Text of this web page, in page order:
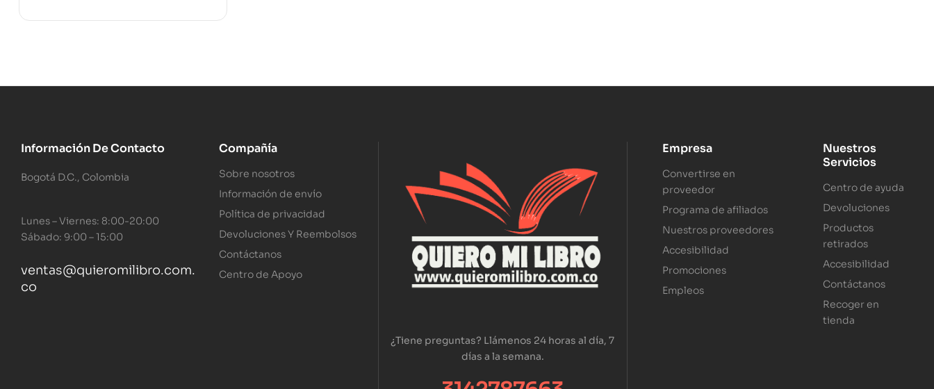
Información De Contacto
Bogotá D.C., Colombia
Lunes – Viernes: 8:00-20:00
Sábado: 9:00 – 15:00
ventas@quieromilibro.com.
co
Compañía
Sobre nosotros
Información de envío
Política de privacidad
Devoluciones Y Reembolsos
Contáctanos
Centro de Apoyo
¿Tiene preguntas? Llámenos 24 horas al día, 7
días a la semana.
Empresa
Convertirse en
proveedor
Programa de afiliados
Nuestros proveedores
Accesibilidad
Promociones
Empleos
Nuestros
Servicios
Centro de ayuda
Devoluciones
Productos
retirados
Accesibilidad
Contáctanos
Recoger en
tienda